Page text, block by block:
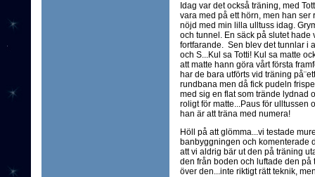
Idag var det också träning, med
vara med på ett hörn, men han ser
nöjd med min lilla ulltuss idag.
och tunnel. En säck på slutet
fortfarande. Sen blev det tunnlar i
och S...Kul sa Totti! Kul sa matte
att matte hann göra vårt första
har de bara utförts vid träning
rundbana men då fick pudeln
med sig en flat som trände lydnad
roligt för matte...Paus för ulltussen
han är att träna med numera!
Höll på att glömma...vi testade
banbyggningen och komenterade
att vi aldrig bär ut den på träning
den från boden och luftade den på
över den...inte riktigt rätt teknik,